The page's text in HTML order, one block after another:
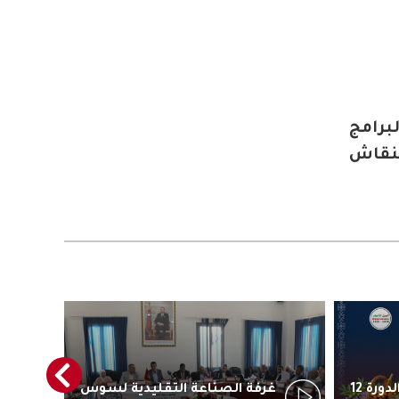
أكادير تستعد لاحتضان الدورة 12
غرفة الصناعة التقليدية لسوس